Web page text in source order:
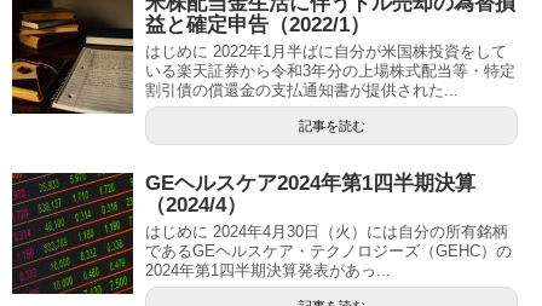
益と確定申告（2022/1）
はじめに 2022年1月半ばに自分が米国株投資をして
いる楽天証券から令和3年分の上場株式配当等・特定
割引債の償還金の支払通知書が提供された...
記事を読む
GEヘルスケア2024年第1四半期決算
（2024/4）
はじめに 2024年4月30日（火）には自分の所有銘柄
であるGEヘルスケア・テクノロジーズ（GEHC）の
2024年第1四半期決算発表があっ...